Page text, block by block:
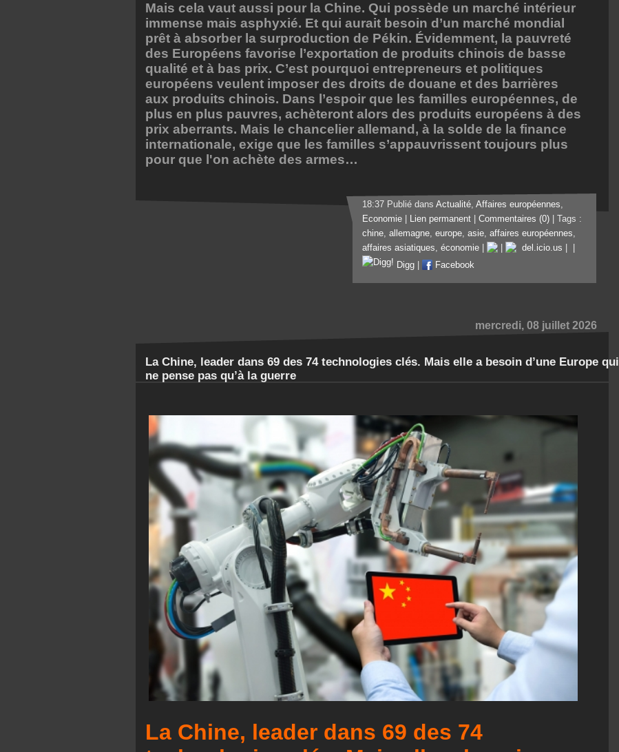
Mais cela vaut aussi pour la Chine. Qui possède un marché intérieur
immense mais asphyxié. Et qui aurait besoin d’un marché mondial
prêt à absorber la surproduction de Pékin. Évidemment, la pauvreté
des Européens favorise l’exportation de produits chinois de basse
qualité et à bas prix. C’est pourquoi entrepreneurs et politiques
européens veulent imposer des droits de douane et des barrières
aux produits chinois. Dans l’espoir que les familles européennes, de
plus en plus pauvres, achèteront alors des produits européens à des
prix aberrants. Mais le chancelier allemand, à la solde de la finance
internationale, exige que les familles s’appauvrissent toujours plus
pour que l'on achète des armes…
18:37 Publié dans Actualité, Affaires européennes,
Economie
Lien permanent Commentaires (0) | Tags :
chine, allemagne, europe, asie, affaires européennes,
affaires asiatiques, économie del.icio.us
Digg
Facebook
mercredi, 08 juillet 2026
La Chine, leader dans 69 des 74 technologies clés. Mais elle a besoin d’une Europe qui
ne pense pas qu’à la guerre
La Chine, leader dans 69 des 74